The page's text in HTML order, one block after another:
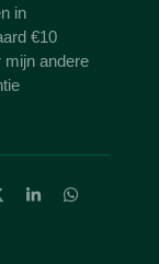
in
€10
mijn andere
S
D